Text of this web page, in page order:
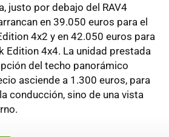
justo por debajo del RAV4
en 39.050 euros para el
4x2 y en 42.050 euros para
Edition 4x4. La unidad prestada
del techo panorámico
asciende a 1.300 euros, para
conducción, sino de una vista